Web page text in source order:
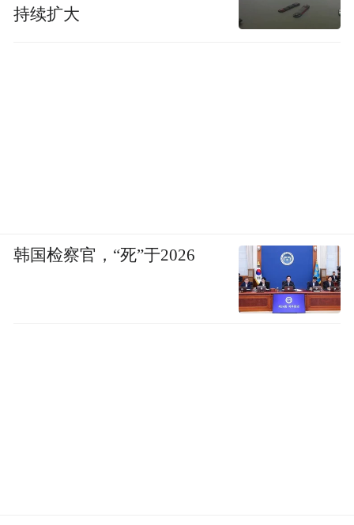
持续扩大
韩国检察官，“死”于2026